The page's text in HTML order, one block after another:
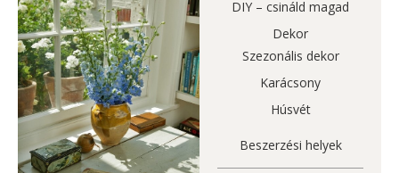
DIY – csináld magad
Dekor
Szezonális dekor
Karácsony
Húsvét
Beszerzési helyek